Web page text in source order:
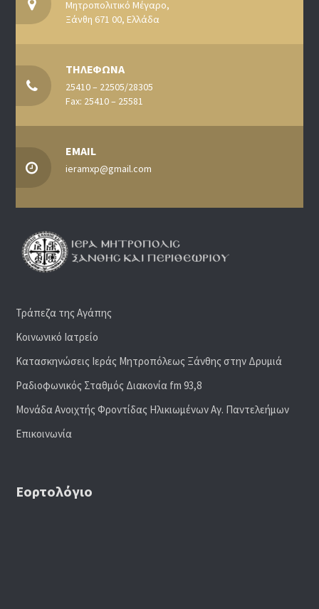
Μητροπολιτικό Μέγαρο,
Ξάνθη 671 00, Ελλάδα
ΤΗΛΕΦΩΝΑ
25410 – 22505/28305
Fax: 25410 – 25581
EMAIL
ieramxp@gmail.com
Τράπεζα της Αγάπης
Κοινωνικό Ιατρείο
Κατασκηνώσεις Ιεράς Μητροπόλεως Ξάνθης στην Δρυμιά
Ραδιoφωνικός Σταθμός Διακονία fm 93,8
Μονάδα Ανοιχτής Φροντίδας Ηλικιωμένων Αγ. Παντελεήμων
Επικοινωνία
Εορτολόγιο